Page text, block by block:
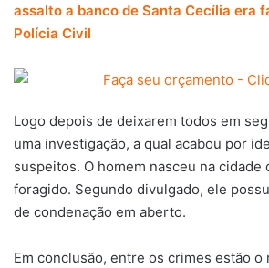
assalto a banco de Santa Cecília era
Polícia Civil
Logo depois de deixarem todos em
uma investigação, a qual acabou por
suspeitos. O homem nasceu na cidade
foragido. Segundo divulgado, ele
de condenação em aberto.
Em conclusão, entre os crimes estão o